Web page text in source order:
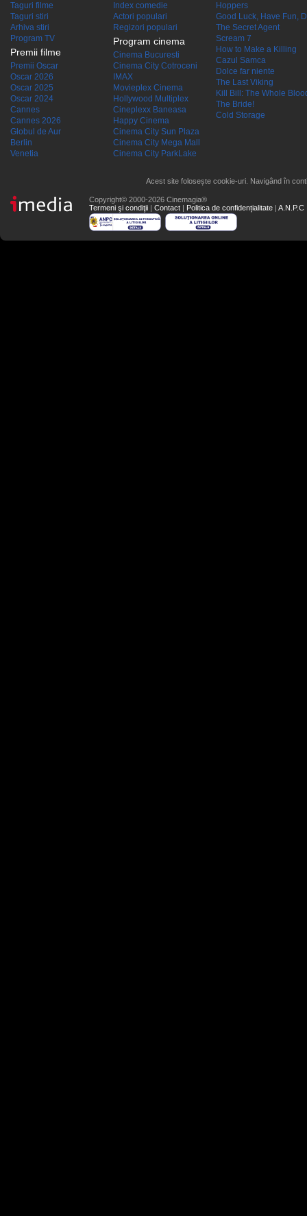
Taguri filme
Taguri stiri
Arhiva stiri
Program TV
Premii filme
Premii Oscar
Oscar 2026
Oscar 2025
Oscar 2024
Cannes
Cannes 2026
Globul de Aur
Berlin
Venetia
Index comedie
Actori populari
Regizori populari
Program cinema
Cinema Bucuresti
Cinema City Cotroceni
IMAX
Movieplex Cinema
Hollywood Multiplex
Cineplexx Baneasa
Happy Cinema
Cinema City Sun Plaza
Cinema City Mega Mall
Cinema City ParkLake
Hoppers
Good Luck, Have Fun,
The Secret Agent
Scream 7
How to Make a Killing
Cazul Samca
Dolce far niente
The Last Viking
Kill Bill: The Whole
The Bride!
Cold Storage
Acest site folosește cookie-uri. Navigând în
Copyright© 2000-2026 Cinemagia®
Termeni şi condiţii | Contact | Politica de confidențialitate | A.N.P.C